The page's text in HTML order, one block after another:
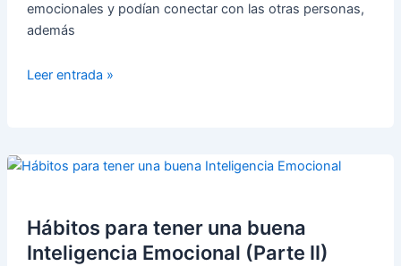
emocionales y podían conectar con las otras personas,
además
Tips
inteligencia
I)
Leer entrada »
Hábitos para tener una buena
Inteligencia Emocional (Parte II)